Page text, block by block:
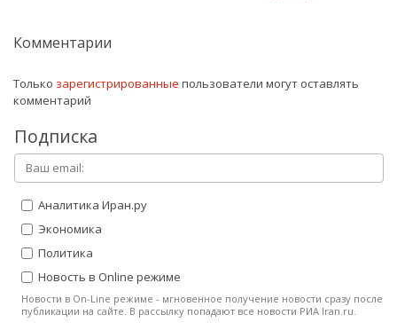
Комментарии
Только зарегистрированные пользователи могут оставлять
комментарий
Подписка
Аналитика Иран.ру
Экономика
Политика
Новость в Online режиме
Новости в On-Line режиме - мгновенное получение новости сразу после
публикации на сайте. В рассылку попадают все новости РИА Iran.ru.